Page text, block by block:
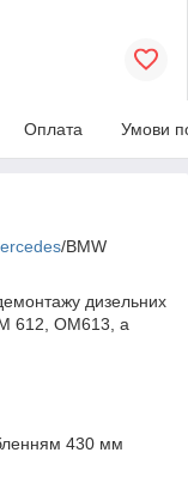
Оплата Умови
/BMW
дизельних
612, OM613, а
430 мм